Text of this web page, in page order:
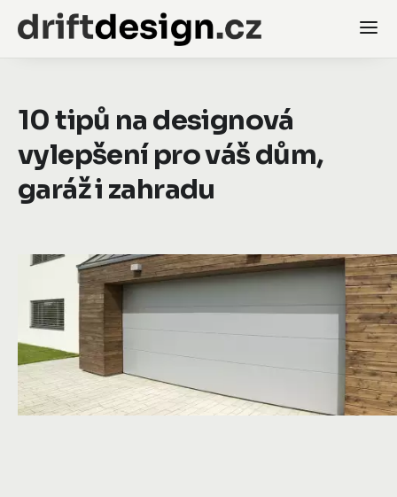
10 tipů na designová
vylepšení pro váš dům,
garáž i zahradu